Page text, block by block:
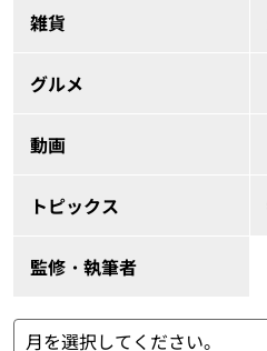
雑貨
グルメ
動画
トピックス
監修・執筆者